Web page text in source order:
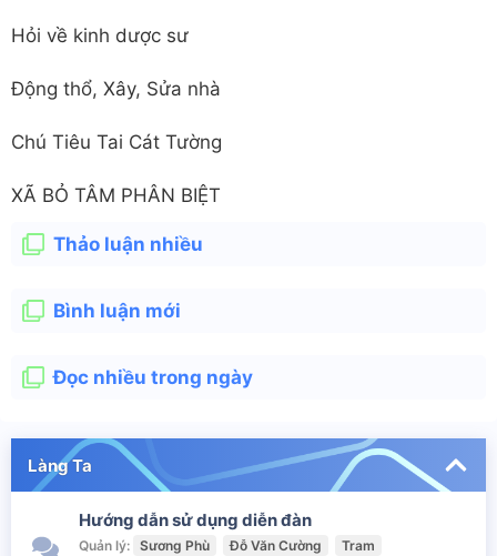
Hỏi về kinh dược sư
Động thổ, Xây, Sửa nhà
Chú Tiêu Tai Cát Tường
XÃ BỎ TÂM PHÂN BIỆT
Thảo luận nhiều
Bình luận mới
Đọc nhiều trong ngày
Làng Ta
Hướng dẫn sử dụng diễn đàn
Quản lý: Sương Phù Đỗ Văn Cường Tram